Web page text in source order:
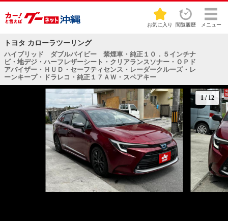
お気に入り 閲覧履歴 メニュー
トヨタ カローラツーリング
ハイブリッド ダブルバイビー 禁煙車・純正１０．５インチナ
ビ・地デジ・ハーフレザーシート・クリアランスソナー・ＯＰド
アバイザー・ＨＵＤ・セーフティセンス・レーダークルーズ・レ
ーンキープ・ドラレコ・純正１７ＡＷ・スペアキー
1/ 12